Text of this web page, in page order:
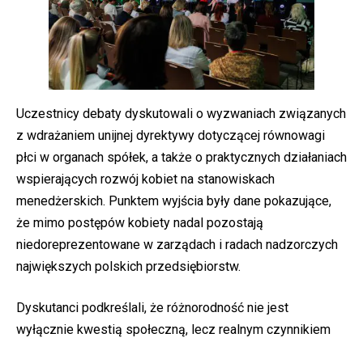
Uczestnicy debaty dyskutowali o wyzwaniach związanych
z wdrażaniem unijnej dyrektywy dotyczącej równowagi
płci w organach spółek, a także o praktycznych działaniach
wspierających rozwój kobiet na stanowiskach
menedżerskich. Punktem wyjścia były dane pokazujące,
że mimo postępów kobiety nadal pozostają
niedoreprezentowane w zarządach i radach nadzorczych
największych polskich przedsiębiorstw.
Dyskutanci podkreślali, że różnorodność nie jest
wyłącznie kwestią społeczną, lecz realnym czynnikiem